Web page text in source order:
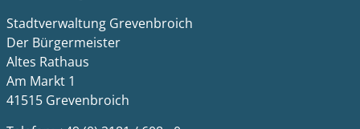
Stadtverwaltung Grevenbroich
Der Bürgermeister
Altes Rathaus
Am Markt 1
41515 Grevenbroich